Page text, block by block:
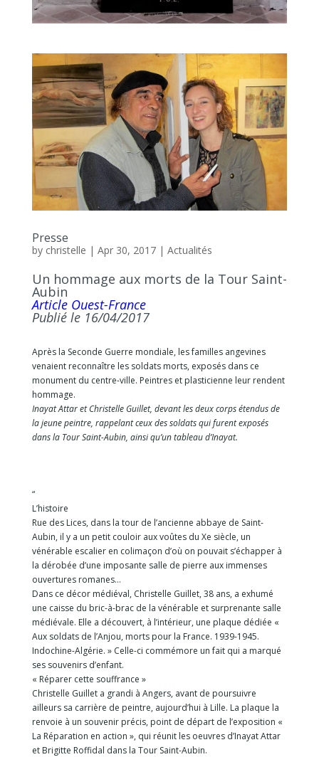
Presse
by christelle | Apr 30, 2017| Actualités
Un hommage aux morts de la Tour Saint-
Aubin
Article Ouest-France
Publié le 16/04/2017
Après la Seconde Guerre mondiale, les familles angevines
venaient reconnaître les soldats morts, exposés dans ce
monument du centre-ville. Peintres et plasticienne leur rendent
hommage.
Inayat Attar et Christelle Guillet, devant les deux corps étendus de
la jeune peintre, rappelant ceux des soldats qui furent exposés
dans la Tour Saint-Aubin, ainsi qu’un tableau d’Inayat.
“
L’histoire
Rue des Lices, dans la tour de l’ancienne abbaye de Saint-
Aubin, il y a un petit couloir aux voûtes du Xe siècle, un
vénérable escalier en colimaçon d’où on pouvait s’échapper à
la dérobée d’une imposante salle de pierre aux immenses
ouvertures romanes…
Dans ce décor médiéval, Christelle Guillet, 38 ans, a exhumé
une caisse du bric-à-brac de la vénérable et surprenante salle
médiévale. Elle a découvert, à l’intérieur, une plaque dédiée «
Aux soldats de l’Anjou, morts pour la France. 1939-1945.
Indochine-Algérie. » Celle-ci commémore un fait qui a marqué
ses souvenirs d’enfant.
« Réparer cette souffrance »
Christelle Guillet a grandi à Angers, avant de poursuivre
ailleurs sa carrière de peintre, aujourd’hui à Lille. La plaque la
renvoie à un souvenir précis, point de départ de l’exposition «
La Réparation en action », qui réunit les oeuvres d’Inayat Attar
et Brigitte Roffidal dans la Tour Saint-Aubin.